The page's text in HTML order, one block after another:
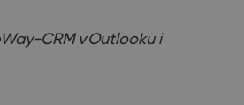
CRM v Outlooku i